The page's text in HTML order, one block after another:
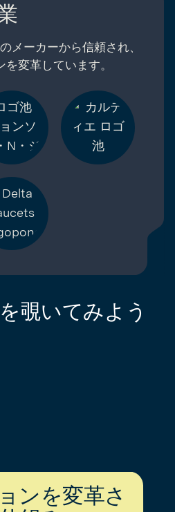
メーカーから信頼され、
変革しています。
覗いてみよう
ンを変革さ